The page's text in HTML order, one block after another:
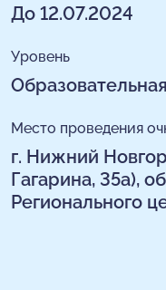
До 12.07.2024
Уровень
Место проведения
г. Нижний
Гагарина, 35а),
Регионального